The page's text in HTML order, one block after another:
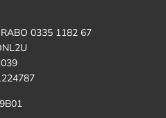
0335 1182 67